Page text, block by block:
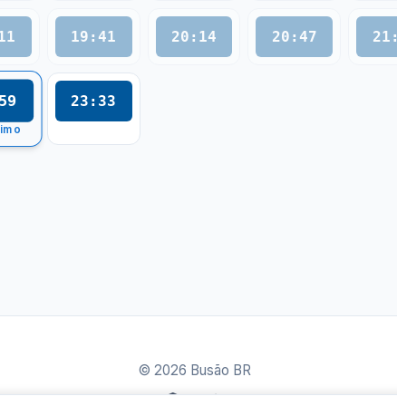
19:41 20:14 20:47
23:33
© 2026 Busão BR
Sobre Contato Política de Privacidade